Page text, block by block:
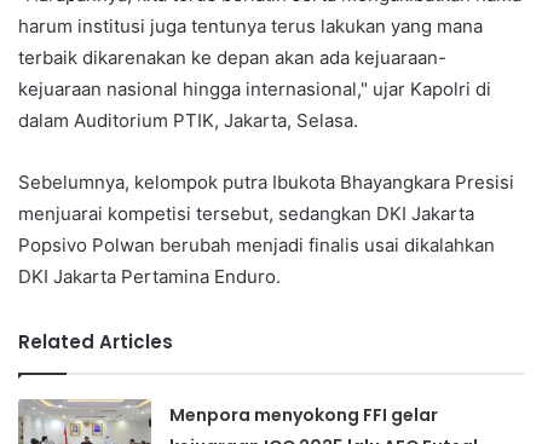
harum institusi juga tentunya terus lakukan yang mana
terbaik dikarenakan ke depan akan ada kejuaraan-
kejuaraan nasional hingga internasional," ujar Kapolri di
dalam Auditorium PTIK, Jakarta, Selasa.
Sebelumnya, kelompok putra Ibukota Bhayangkara Presisi
menjuarai kompetisi tersebut, sedangkan DKI Jakarta
Popsivo Polwan berubah menjadi finalis usai dikalahkan
DKI Jakarta Pertamina Enduro.
Related Articles
Menpora menyokong FFI gelar